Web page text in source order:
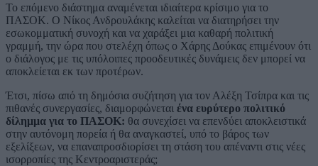
Το επόμενο διάστημα αναμένεται ιδιαίτερα κρίσιμο για το
ΠΑΣΟΚ. Ο Νίκος Ανδρουλάκης καλείται να διατηρήσει την
εσωκομματική συνοχή και να χαράξει μια καθαρή πολιτική
γραμμή, την ώρα που στελέχη όπως ο Χάρης Δούκας επιμένουν ότι
ο διάλογος με τις υπόλοιπες προοδευτικές δυνάμεις δεν μπορεί να
αποκλείεται εκ των προτέρων.
Έτσι, πίσω από τη δημόσια συζήτηση για τον Αλέξη Τσίπρα και τις
πιθανές συνεργασίες, διαμορφώνεται ένα ευρύτερο πολιτικό
δίλημμα για το ΠΑΣΟΚ: θα συνεχίσει να επενδύει αποκλειστικά
στην αυτόνομη πορεία ή θα αναγκαστεί, υπό το βάρος των
εξελίξεων, να επαναπροσδιορίσει τη στάση του απέναντι στις νέες
ισορροπίες της Κεντροαριστεράς;